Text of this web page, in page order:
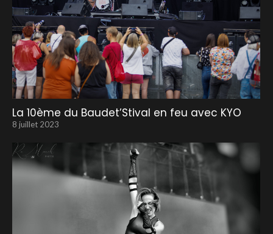
La 10ème du Baudet’Stival en feu avec KYO
8 juillet 2023